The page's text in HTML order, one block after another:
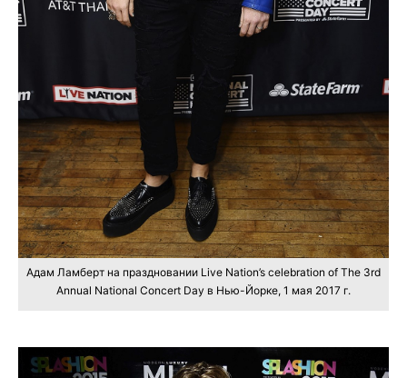
Адам Ламберт на праздновании Live Nation’s celebration of The 3rd
Annual National Concert Day в Нью-Йорке, 1 мая 2017 г.